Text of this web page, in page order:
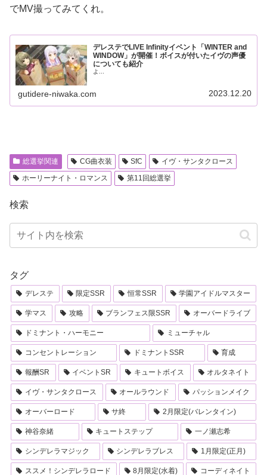
でMV撮ってみてくれ。
デレステでLIVE Infinityイベント「WINTER and
WINDOW」が開催！ボイスが付いたイヴの声優
についても紹介
よ...
gutidere-niwaka.com 2023.12.20
総選挙関連 CG曲衣装 SfC
イヴ・サンタクロース
ホーリーナイト・ロマンス
第11回総選挙
検索
タグ
デレステ 限定SSR 恒常SSR 学園アイドルマスター
学マス 攻略 ブランフェス限SSR オーバードライブ
ドミナント・ハーモニー ミューチャル
コンセントレーション ドミナントSSR 育成
報酬SR イベントSR キュートボイス オルタネイト
イヴ・サンタクロース オールラウンド パッションメイク
オーバーロード サ終 2月限定(バレンタイン)
神谷奈緒 キュートステップ 一ノ瀬志希
シンデレラマジック シンデレラブレス 1月限定(正月)
ススメ！シンデレラロード 8月限定(水着) コーディネイト